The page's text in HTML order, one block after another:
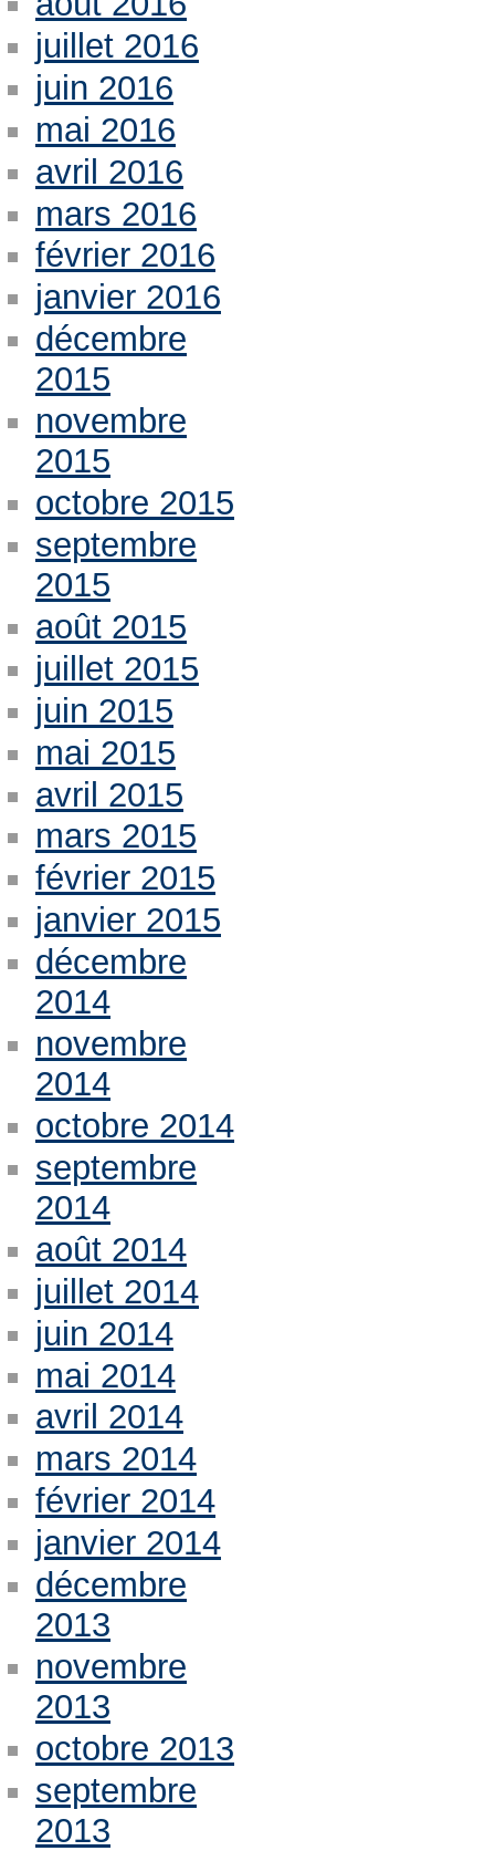
juillet 2016
juin 2016
mai 2016
avril 2016
mars 2016
février 2016
janvier 2016
décembre
2015
novembre
2015
octobre 2015
septembre
2015
août 2015
juillet 2015
juin 2015
mai 2015
avril 2015
mars 2015
février 2015
janvier 2015
décembre
2014
novembre
2014
octobre 2014
septembre
2014
août 2014
juillet 2014
juin 2014
mai 2014
avril 2014
mars 2014
février 2014
janvier 2014
décembre
2013
novembre
2013
octobre 2013
septembre
2013